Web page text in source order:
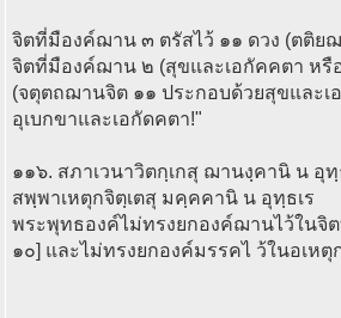
จิตที่มืองค์ฌาน ๓ ตรัสไว้ ๑๑ ดวง (ตติย
จิตที่มืองค์ฌาน ๒ (สุขและเอกัคคตา หรื
(จตุตถฌานจิต ๑๑ ประกอบด้วยสุขและ
อุเบกขาและเอกัดคตา!"
๑๑๖. สภาเวนาวิตกฺเกสุ ฌานงฺคานิ น อุทฺ
สพฺพาเหตุกจิตฺเตสุ มคฺคคานิ น อุทฺธเร
พระพุทธองค์ไม่ทรงยกองค์ฌานไว้ใน
๑๐] และไม่ทรงยกองค์มรรคไ ว้ในอเห